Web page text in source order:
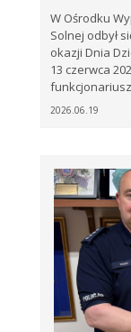
W Ośrodku
Solnej odbył
okazji Dnia
13 czerwca
2026.06.19